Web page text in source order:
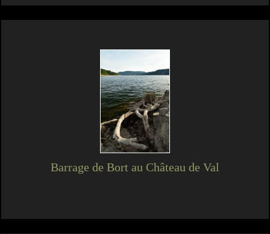
Barrage de Bort au Château de Val